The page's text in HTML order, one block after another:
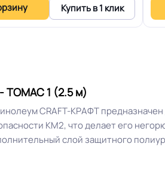
15 лет
Плинтус ПВХ
Купить в 1 клик
ТОМАС 1 (2.5 м)
CRAFT-КРАФТ
КМ2, что делает его
слой защитного